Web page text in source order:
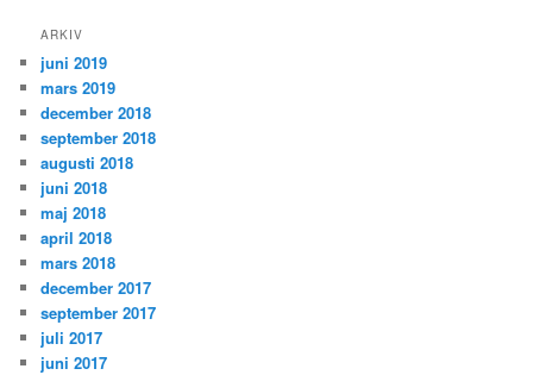
ARKIV
juni 2019
mars 2019
december 2018
september 2018
augusti 2018
juni 2018
maj 2018
april 2018
mars 2018
december 2017
september 2017
juli 2017
juni 2017